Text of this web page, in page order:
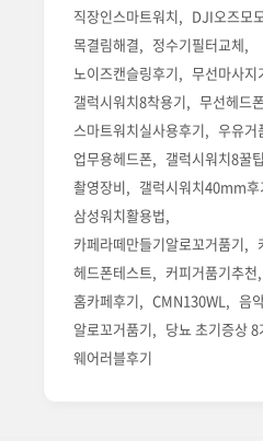
직장인스마트워치
DJI오즈모
목결림해결
정수기필터교체
노이즈캔슬링후기
무선마사지
갤럭시워치8착용기
무선헤드
스마트워치실사용후기
우유거
업무용헤드폰
갤럭시워치8꿀팁
촬영장비
갤럭시워치40mm후
삼성워치활용법
카페라떼만들기알로꼬거품기
헤드폰테스트
커피거품기추천
홈카페후기
CMN130WL
음
알로꼬거품기
당뇨 초기증상 8
웨어러블후기